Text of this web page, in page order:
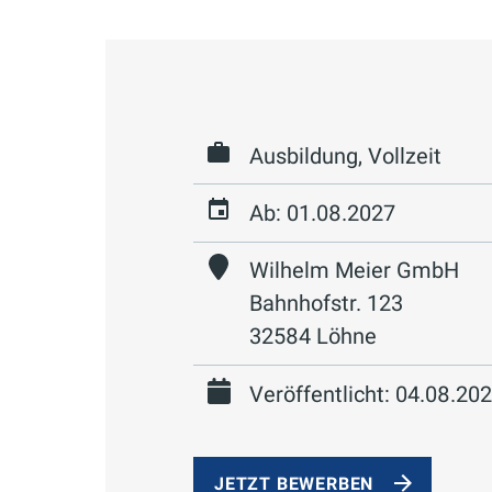
Ausbildung, Vollzeit
Ab: 01.08.2027
Wilhelm Meier GmbH
Bahnhofstr. 123
32584 Löhne
Veröffentlicht:
JETZT BEWERBEN